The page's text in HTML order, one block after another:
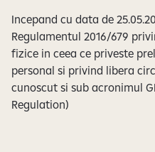
Incepand cu data de
Regulamentul 2016/679
fizice in ceea ce priveste
personal si privind libera
cunoscut si sub acronimul
Regulation)